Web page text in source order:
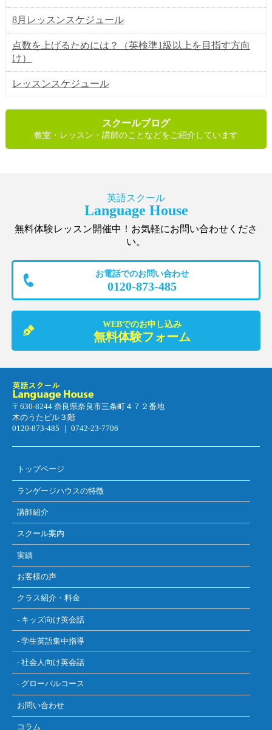
8月レッスンスケジュール
点数を上げるためには？（英検準1級以上を目指す方向
け）
レッスンスケジュール
スクールブログ
教室・レッスン・講師のことなどをご紹介しています
英語スクール
Language House
無料体験レッスン開催中！お気軽にお問い合わせくださ
い。
お電話でのお問い合わせ
0120-873-485
WEBでのお申し込み
無料体験フォーム
〒630-8244 奈良県奈良市三条町４７２番地
木のうたビル３階
0120-873-485 ｜ 0742-23-7706
トップページ
ランゲージハウスの特徴
講師紹介
スクール案内
実績
お客様の声
クラス紹介・料金
- キッズ向け英会話
- 学生英語集中指導
- 社会人向け英会話
- グローバルコース
お問い合わせ
コラム